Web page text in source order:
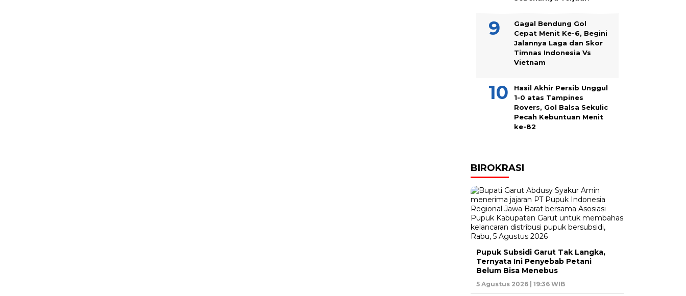
Gagal Bendung Gol
Cepat Menit Ke-6, Begini
Jalannya Laga dan Skor
Timnas Indonesia Vs
Vietnam
Hasil Akhir Persib Unggul
1-0 atas Tampines
Rovers, Gol Balsa Sekulic
Pecah Kebuntuan Menit
ke-82
BIROKRASI
Pupuk Subsidi Garut Tak Langka,
Ternyata Ini Penyebab Petani
Belum Bisa Menebus
5 Agustus 2026 | 19:36 WIB